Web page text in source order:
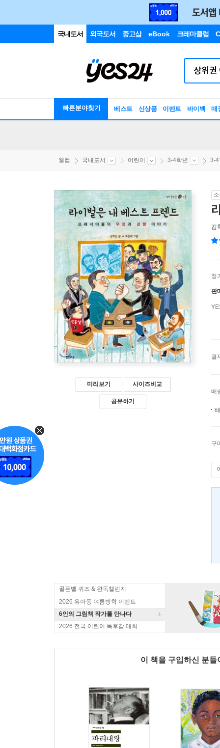
국내도서 외국도서 중고샵 eBook 크레마클럽
빠른분야찾기 베스트 신상품 이벤트 바이백 매
웰컴 국내도서 어린이 3-4학년 3-4
미리보기 사이즈비교
공유하기
김
정
판
결
배
구
골든벨 퀴즈 & 완독챌린지
2026 유아동 여름방학 이벤트
6인의 그림책 작가를 만나다
2026 전국 어린이 독후감 대회
이 책을 구입하신 분